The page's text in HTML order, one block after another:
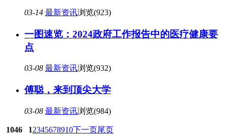
03-14 最新资讯浏览(923)
一图速览：2024政府工作报告中的医疗健康要
点
03-08 最新资讯浏览(932)
傅聪，来到顶尖大学
03-08 最新资讯浏览(984)
1046 12345678910下一页尾页